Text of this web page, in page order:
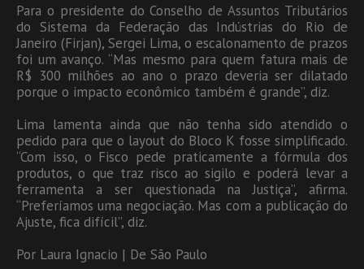
Para o presidente do Conselho de Assuntos Tributários
do Sistema da Federação das Indústrias do Rio de
Janeiro (Firjan), Sergei Lima, o escalonamento de prazos
foi um avanço. “Mas mesmo para quem fatura mais de
R$ 300 milhões ao ano o prazo deveria ser dilatado
porque o impacto econômico também é grande”, diz.
Lima lamenta ainda que não tenha sido atendido o
pedido para que o layout do Bloco K fosse simplificado.
“Com isso, o Fisco pede praticamente a fórmula dos
produtos, o que traz risco ao sigilo e poderá levar a
ferramenta a ser questionada na Justiça”, afirma.
“Preferíamos uma negociação. Mas com a publicação do
Ajuste, fica difícil”, diz.
Por Laura Ignacio | De São Paulo